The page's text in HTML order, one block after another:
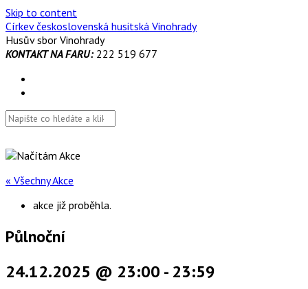
Skip to content
Církev československá husitská Vinohrady
Husův sbor Vinohrady
KONTAKT NA FARU:222 519 677
« Všechny Akce
akce již proběhla.
Půlnoční
24.12.2025 @ 23:00 - 23:59